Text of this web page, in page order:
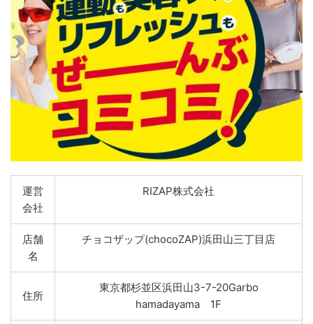
運営
会社
RIZAP株式会社
店舗
名
チョコザップ(chocoZAP)浜田山三丁目店
住所
東京都杉並区浜田山3-7-20Garbo
hamadayama 1F